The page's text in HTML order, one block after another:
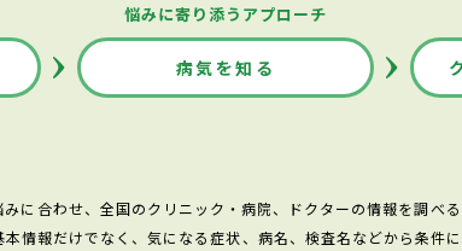
悩みに寄り添うアプローチ
病気を知る
に合わせ、全国のクリニック・病院、ドクターの情報を調べ
情報だけでなく、気になる症状、病名、検査名などから条件